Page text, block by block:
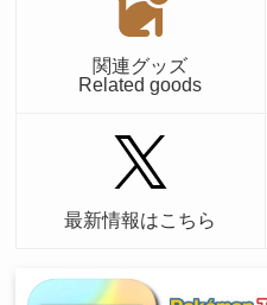
関連グッズ
Related goods
最新情報はこちら